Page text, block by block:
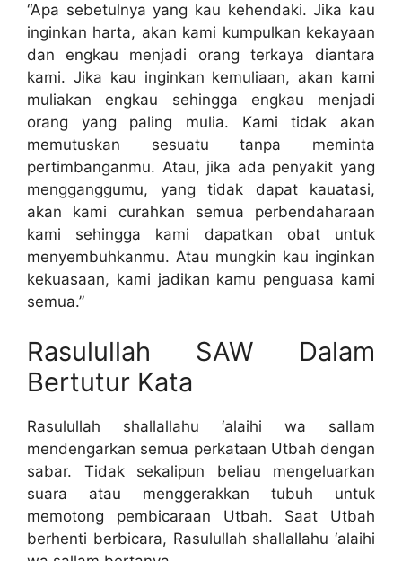
“Apa sebetulnya yang kau kehendaki. Jika kau
inginkan harta, akan kami kumpulkan kekayaan
dan engkau menjadi orang terkaya diantara
kami. Jika kau inginkan kemuliaan, akan kami
muliakan engkau sehingga engkau menjadi
orang yang paling mulia. Kami tidak akan
memutuskan sesuatu tanpa meminta
pertimbanganmu. Atau, jika ada penyakit yang
mengganggumu, yang tidak dapat kauatasi,
akan kami curahkan semua perbendaharaan
kami sehingga kami dapatkan obat untuk
menyembuhkanmu. Atau mungkin kau inginkan
kekuasaan, kami jadikan kamu penguasa kami
semua.”
Rasulullah SAW Dalam
Bertutur Kata
Rasulullah shallallahu ‘alaihi wa sallam
mendengarkan semua perkataan Utbah dengan
sabar. Tidak sekalipun beliau mengeluarkan
suara atau menggerakkan tubuh untuk
memotong pembicaraan Utbah. Saat Utbah
berhenti berbicara, Rasulullah shallallahu ‘alaihi